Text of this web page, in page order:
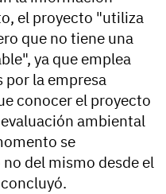
el proyecto "utiliza
que no tiene una
ya que emplea
la empresa
conocer el proyecto
ambiental
se
del mismo desde el